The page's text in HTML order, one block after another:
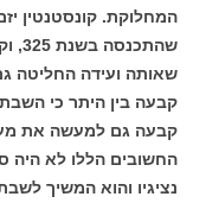
המחלוקת. קונסטנטין
שאותה ועידה החליטה
קבעה בין היתר כי השבת
קבעה גם למעשה את
החשובים הללו לא היה
נציגיו והוא המשיך